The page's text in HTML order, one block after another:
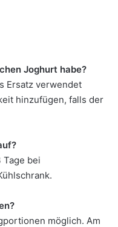
Joghurt habe?
Ersatz verwendet
hinzufügen, falls der
bei
möglich. Am